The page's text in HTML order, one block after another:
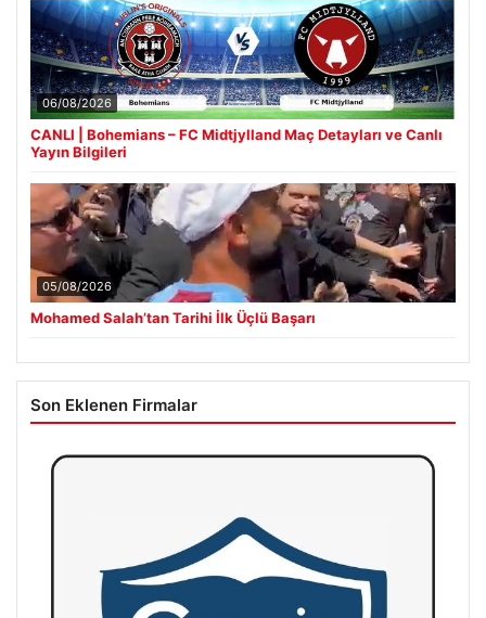
06/08/2026
CANLI | Bohemians – FC Midtjylland Maç Detayları ve Canlı
Yayın Bilgileri
05/08/2026
Mohamed Salah’tan Tarihi İlk Üçlü Başarı
Son Eklenen Firmalar